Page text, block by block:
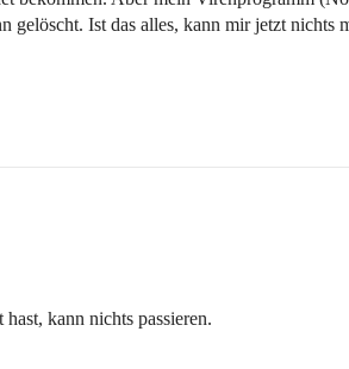
gelöscht. Ist das alles, kann mir jetzt nichts
kann nichts passieren.